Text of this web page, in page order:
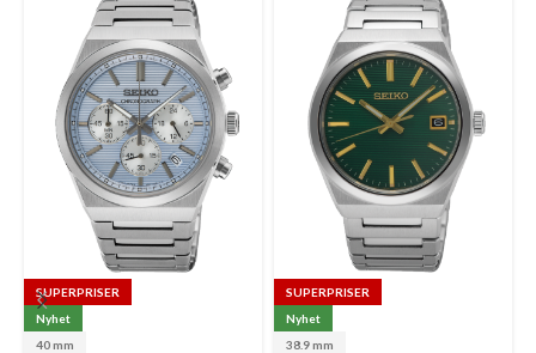
SUPERPRISER
Nyhet
40 mm
SUPERPRISER
Nyhet
38.9 mm